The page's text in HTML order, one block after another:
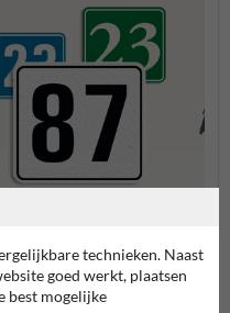
& palen
technieken. Naast
goed werkt, plaatsen
best mogelijke